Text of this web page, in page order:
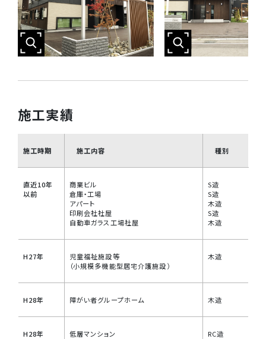
施工実績
施工時期 施工内容 種別
直近10年
以前
商業ビル
倉庫・工場
アパート
印刷会社社屋
自動車ガラス工場社屋
S造
S造
木造
S造
木造
H27年
児童福祉施設等
（小規模多機能型居宅介護施設）
木造
H28年 障がい者グループホーム 木造
H28年 低層マンション RC造